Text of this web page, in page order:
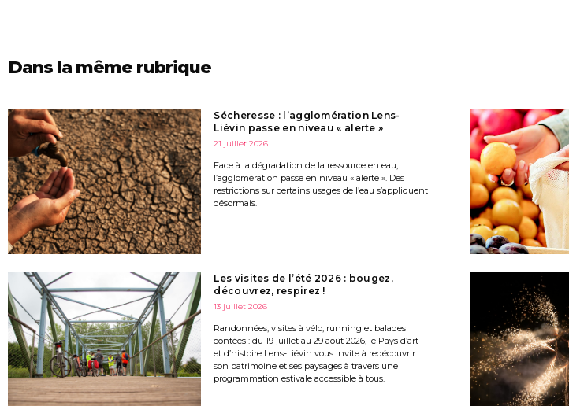
Dans la même rubrique
Sécheresse : l’agglomération Lens-
Liévin passe en niveau « alerte »
21 juillet 2026
Face à la dégradation de la ressource en eau,
l’agglomération passe en niveau « alerte ». Des
restrictions sur certains usages de l’eau s’appliquent
désormais.
Les visites de l’été 2026 : bougez,
découvrez, respirez !
13 juillet 2026
Randonnées, visites à vélo, running et balades
contées : du 19 juillet au 29 août 2026, le Pays d’art
et d’histoire Lens-Liévin vous invite à redécouvrir
son patrimoine et ses paysages à travers une
programmation estivale accessible à tous.